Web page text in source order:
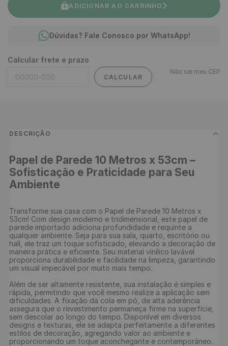
ADICIONAR AO CARRINHO
Dúvidas? Fale Conosco por WhatsApp!
Calcular frete e prazo
CALCULAR
Não sei meu CEP
DESCRIÇÃO
Papel de Parede 10 Metros x 53cm –
Sofisticação e Praticidade para Seu
Ambiente
Transforme sua casa com o Papel de Parede 10 Metros x
53cm! Com design moderno e tridimensional, este papel de
parede importado adiciona profundidade e requinte a
qualquer ambiente. Seja para sua sala, quarto, escritório ou
hall, ele traz um toque sofisticado, elevando a decoração de
maneira prática e eficiente. Seu material vinílico lavável
proporciona durabilidade e facilidade na limpeza, garantindo
um visual impecável por muito mais tempo.
Além de ser altamente resistente, sua instalação é simples e
rápida, permitindo que você mesmo realize a aplicação sem
dificuldades. A fixação da cola em pó, de alta aderência
assegura que o revestimento permaneça firme na superfície,
sem descolar ao longo do tempo. Disponível em diversos
designs e texturas, ele se adapta perfeitamente a diferentes
estilos de decoração, agregando valor ao ambiente e
proporcionando um toque aconchegante e contemporâneo.